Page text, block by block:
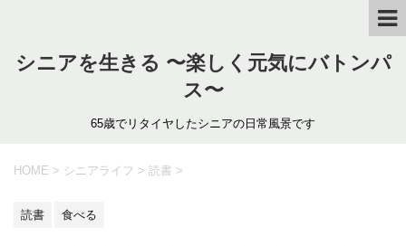
シニアを生きる 〜楽しく元気にバトンパ
ス〜
65歳でリタイヤしたシニアの日常風景です
HOME > シニアライフ > 読書 >
読書 食べる